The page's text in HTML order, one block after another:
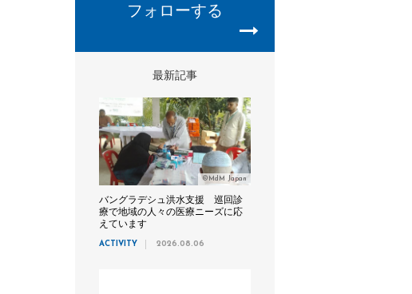
フォローする
最新記事
©MdM Japan
バングラデシュ洪水支援 巡回診
療で地域の人々の医療ニーズに応
えています
ACTIVITY 2026.08.06